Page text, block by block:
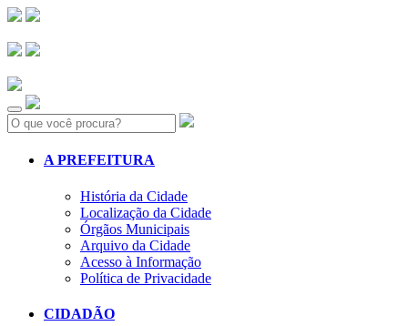
Search:
A PREFEITURA
História da Cidade
Localização da Cidade
Órgãos Municipais
Arquivo da Cidade
Acesso à Informação
Política de Privacidade
CIDADÃO